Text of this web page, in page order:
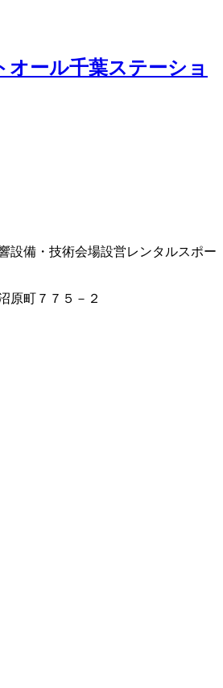
オール千葉ステーショ
設備・技術会場設営レンタルスポー
原町７７５－２